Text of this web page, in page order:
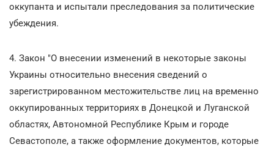
оккупанта и испытали преследования за политические
убеждения.
4. Закон "О внесении изменений в некоторые законы
Украины относительно внесения сведений о
зарегистрированном местожительстве лиц на временно
оккупированных территориях в Донецкой и Луганской
областях, Автономной Республике Крым и городе
Севастополе, а также оформление документов, которые